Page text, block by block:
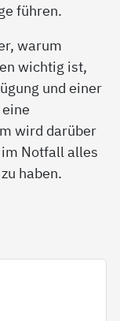
führen.
warum
wichtig ist,
und einer
wird darüber
Notfall alles
haben.